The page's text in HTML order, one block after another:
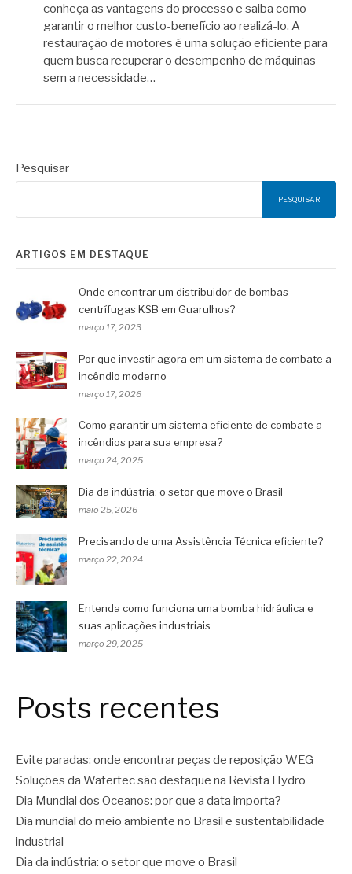
conheça as vantagens do processo e saiba como
garantir o melhor custo-benefício ao realizá-lo. A
restauração de motores é uma solução eficiente para
quem busca recuperar o desempenho de máquinas
sem a necessidade…
Pesquisar
PESQUISAR
ARTIGOS EM DESTAQUE
Onde encontrar um distribuidor de bombas
centrífugas KSB em Guarulhos?
março 17, 2023
Por que investir agora em um sistema de combate a
incêndio moderno
março 17, 2026
Como garantir um sistema eficiente de combate a
incêndios para sua empresa?
março 24, 2025
Dia da indústria: o setor que move o Brasil
maio 25, 2026
Precisando de uma Assistência Técnica eficiente?
março 22, 2024
Entenda como funciona uma bomba hidráulica e
suas aplicações industriais
março 29, 2025
Posts recentes
Evite paradas: onde encontrar peças de reposição WEG
Soluções da Watertec são destaque na Revista Hydro
Dia Mundial dos Oceanos: por que a data importa?
Dia mundial do meio ambiente no Brasil e sustentabilidade
industrial
Dia da indústria: o setor que move o Brasil